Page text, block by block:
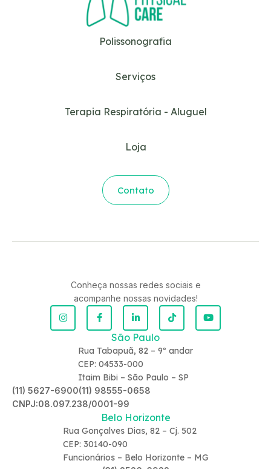
Polissonografia
Serviços
Terapia Respiratória - Aluguel
Loja
Contato
Conheça nossas redes sociais e
acompanhe nossas novidades!
São Paulo
Rua Tabapuã, 82 – 9º andar
CEP: 04533-000
Itaim Bibi – São Paulo – SP
(11) 5627-6900(11) 98555-0658
CNPJ:08.097.238/0001-99
Belo Horizonte
Rua Gonçalves Dias, 82 – Cj. 502
CEP: 30140-090
Funcionários – Belo Horizonte – MG